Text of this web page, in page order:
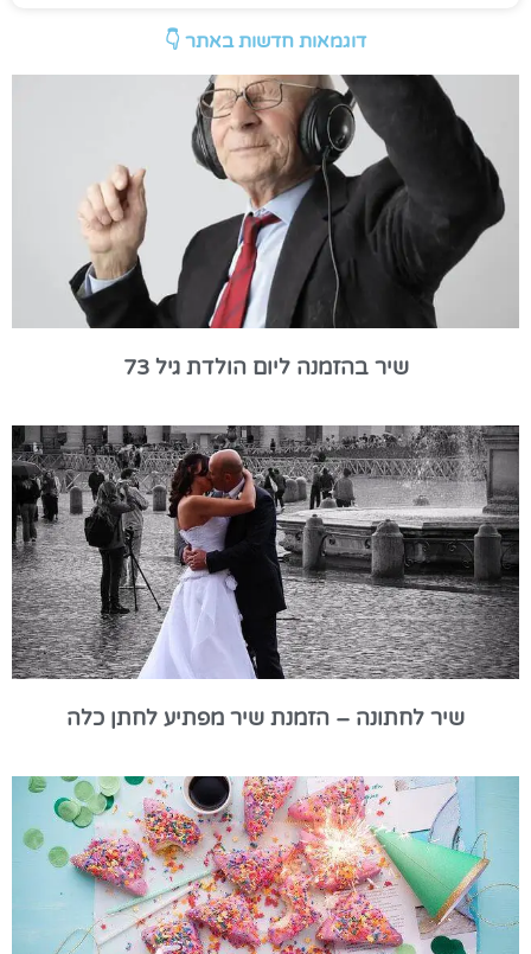
דוגמאות חדשות באתר 👇
שיר בהזמנה ליום הולדת גיל 73
שיר לחתונה – הזמנת שיר מפתיע לחתן כלה